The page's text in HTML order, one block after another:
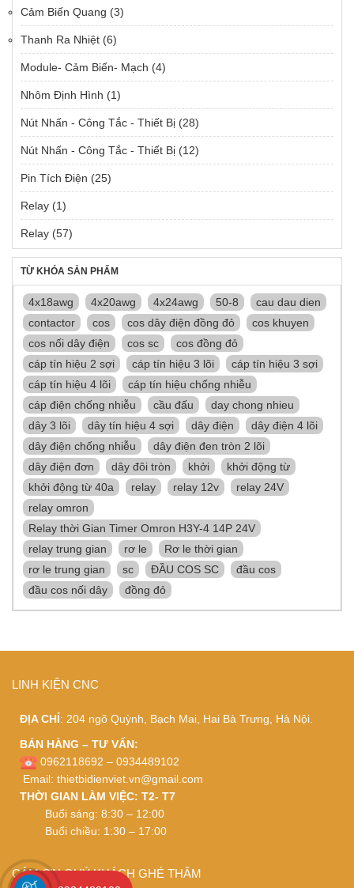
Cảm Biến Quang (3)
Thanh Ra Nhiệt (6)
Module- Cảm Biến- Mạch (4)
Nhôm Định Hình (1)
Nút Nhấn - Công Tắc - Thiết Bị (28)
Nút Nhấn - Công Tắc - Thiết Bị (12)
Pin Tích Điện (25)
Relay (1)
Relay (57)
TỪ KHÓA SẢN PHẨM
4x18awg 4x20awg 4x24awg 50-8
cau dau dien
contactor
cos cos dây điện đồng đỏ
cos khuyen
cos nối dây điện
cos sc
cos đồng đỏ
cáp tín hiệu 2 sợi
cáp tín hiệu 3 lõi
cáp tín hiệu 3 sợi
cáp tín hiệu 4 lõi
cáp tín hiệu chống nhiễu
cáp điện chống nhiễu
cầu đấu
day chong nhieu
dây 3 lõi
dây tín hiệu 4 sợi dây điện
dây điện 4 lõi
dây điện chống nhiễu
dây điện đen tròn 2 lõi
dây điện đơn
dây đôi tròn khởi
khởi động từ
khởi động từ 40a
relay relay 12v
relay 24V
relay omron
Relay thời Gian Timer Omron H3Y-4 14P 24V
relay trung gian
rơ le
Rơ le thời gian
rơ le trung gian
sc ĐẦU COS SC
đầu cos
đầu cos nối dây
đồng đỏ
LINH KIỆN CNC
ĐỊA CHỈ: 204 ngõ Quỳnh, Bạch Mai, Hai Bà Trưng, Hà Nội.
BÁN HÀNG – TƯ VẤN:
0962118692 – 0934489102
Email: thietbidienviet.vn@gmail.com
THỜI GIAN LÀM VIỆC: T2- T7
Buổi sáng: 8:30 – 12:00
Buổi chiều: 1:30 – 17:00
CÁM ƠN QUÝ KHÁCH GHÉ THĂM